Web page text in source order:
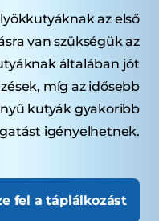
az első
van szükségük az
általában jót
míg az idősebb
kutyák gyakoribb
igényelhetnek.
fel a táplálkozást